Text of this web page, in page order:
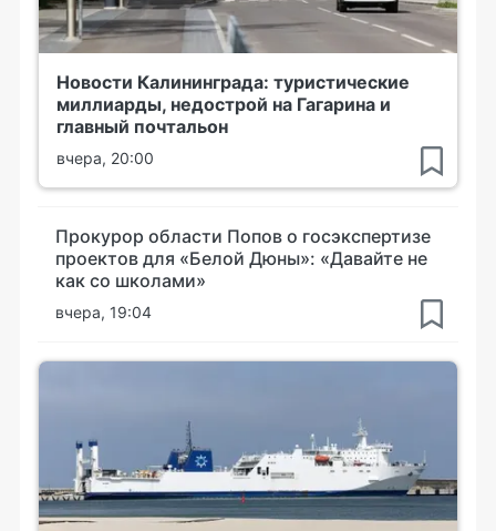
Новости Калининграда: туристические
миллиарды, недострой на Гагарина и
главный почтальон
вчера, 20:00
Прокурор области Попов о госэкспертизе
проектов для «Белой Дюны»: «Давайте не
как со школами»
вчера, 19:04